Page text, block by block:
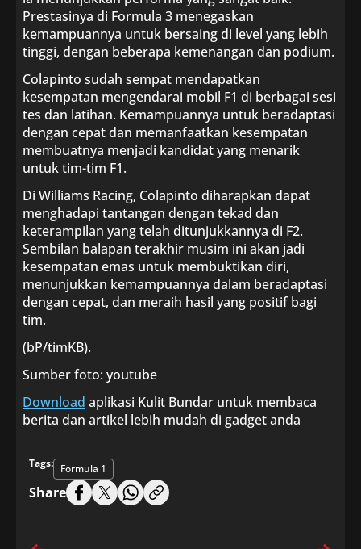
Prestasinya di Formula 3 menegaskan
kemampuannya untuk bersaing di level yang lebih
tinggi, dengan beberapa kemenangan dan podium.
Colapinto sudah sempat mendapatkan
kesempatan mengendarai mobil F1 di berbagai sesi
tes dan latihan. Kemampuannya untuk beradaptasi
dengan cepat dan memanfaatkan kesempatan
membuatnya menjadi kandidat yang menarik
untuk tim-tim F1.
Di Williams Racing, Colapinto diharapkan dapat
menghadapi tantangan dengan tekad dan
keterampilan yang telah ditunjukkannya di F2.
Sembilan balapan terakhir musim ini akan jadi
kesempatan emas untuk membuktikan diri,
menunjukkan kemampuannya dalam beradaptasi
dengan cepat, dan meraih hasil yang positif bagi
tim.
(bP/timKB).
Sumber foto: youtube
Download aplikasi Kulit Bundar untuk membaca
berita dan artikel lebih mudah di gadget anda
Tags: Formula 1
Share